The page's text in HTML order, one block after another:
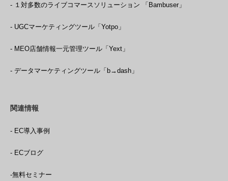
- １対多数のライブコマースソリューション 「Bambuser」
- UGCマーケティングツール「Yotpo」
- MEO店舗情報一元管理ツール「Yext」
- データマーケティングツール「b→dash」
関連情報
- EC導入事例
- ECブログ
-無料セミナー